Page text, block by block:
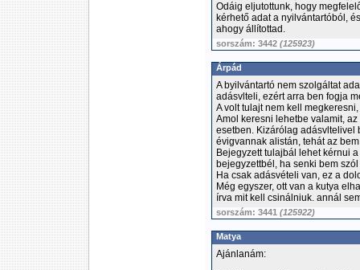
Odáig eljutottunk, hogy
kérhető adat a nyilvántartóból,
ahogy állítottad.
sorszám: 3442 (125923)
Árpád
A byilvántartó nem szolgáltat
adásvlteli, ezért arra ben fogja
A volt tulajt nem kell
Amol keresni lehetbe valamit,
esetben. Kizárólag adásvltelivel
évigvannak alistán, tehát az
Bejegyzett tulajbál lehet kérnui
bejegyzettbél, ha senki bem
Ha csak adásvételi van, ez a
Még egyszer, ott van a kutya
írva mit kell csinálniuk. annál
sorszám: 3441 (125922)
Matya
Ajánlanám: